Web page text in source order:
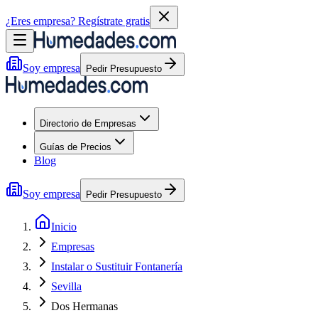
¿Eres empresa? Regístrate gratis
Soy empresa Pedir Presupuesto
Directorio de Empresas
Guías de Precios
Blog
Soy empresa Pedir Presupuesto
Inicio
Empresas
Instalar o Sustituir Fontanería
Sevilla
Dos Hermanas